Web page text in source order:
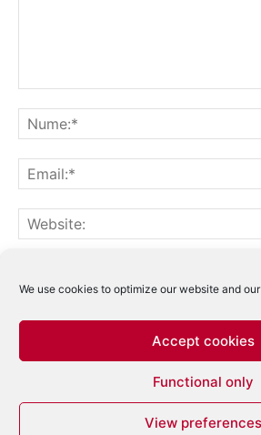
We use cookies to optimize our website and
Accept cookies
Functional only
View preferences
Notifică-mă prin email când sunt
Acest site folosește Akismet
Află cum sunt
comentariilor tale